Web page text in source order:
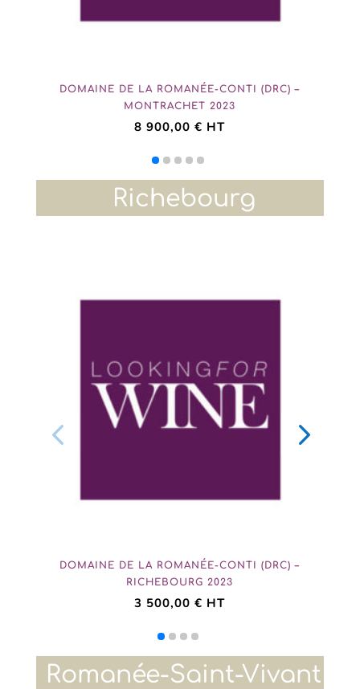
DOMAINE DE LA ROMANÉE-CONTI (DRC) –
MONTRACHET 2023
8 900,00€ HT
Richebourg
DOMAINE DE LA ROMANÉE-CONTI (DRC) –
RICHEBOURG 2023
3 500,00€ HT
Romanée-Saint-Vivant